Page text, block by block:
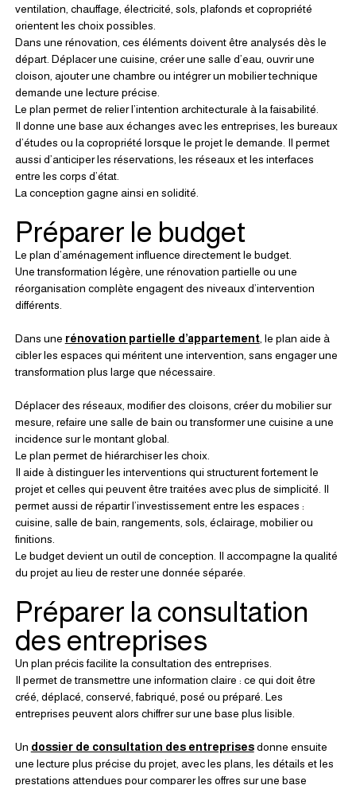
ventilation, chauffage, électricité, sols, plafonds et copropriété
orientent les choix possibles.
Dans une rénovation, ces éléments doivent être analysés dès le
départ. Déplacer une cuisine, créer une salle d’eau, ouvrir une
cloison, ajouter une chambre ou intégrer un mobilier technique
demande une lecture précise.
Le plan permet de relier l’intention architecturale à la faisabilité.
Il donne une base aux échanges avec les entreprises, les bureaux
d’études ou la copropriété lorsque le projet le demande. Il permet
aussi d’anticiper les réservations, les réseaux et les interfaces
entre les corps d’état.
La conception gagne ainsi en solidité.
Préparer le budget
Le plan d’aménagement influence directement le budget.
Une transformation légère, une rénovation partielle ou une
réorganisation complète engagent des niveaux d’intervention
différents.
Dans une rénovation partielle d’appartement, le plan aide à
cibler les espaces qui méritent une intervention, sans engager une
transformation plus large que nécessaire.
Déplacer des réseaux, modifier des cloisons, créer du mobilier sur
mesure, refaire une salle de bain ou transformer une cuisine a une
incidence sur le montant global.
Le plan permet de hiérarchiser les choix.
Il aide à distinguer les interventions qui structurent fortement le
projet et celles qui peuvent être traitées avec plus de simplicité. Il
permet aussi de répartir l’investissement entre les espaces :
cuisine, salle de bain, rangements, sols, éclairage, mobilier ou
finitions.
Le budget devient un outil de conception. Il accompagne la qualité
du projet au lieu de rester une donnée séparée.
Préparer la consultation
des entreprises
Un plan précis facilite la consultation des entreprises.
Il permet de transmettre une information claire : ce qui doit être
créé, déplacé, conservé, fabriqué, posé ou préparé. Les
entreprises peuvent alors chiffrer sur une base plus lisible.
Un dossier de consultation des entreprises donne ensuite
une lecture plus précise du projet, avec les plans, les détails et les
prestations attendues pour comparer les offres sur une base